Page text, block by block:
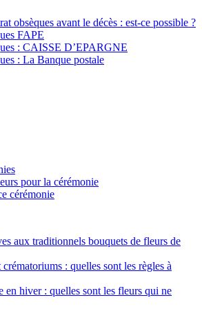
obsèques avant le décès : est-ce possible ?
FAPE
: CAISSE D’EPARGNE
: La Banque postale
pour la cérémonie
cérémonie
aux traditionnels bouquets de fleurs de
: quelles sont les règles à
en hiver : quelles sont les fleurs qui ne